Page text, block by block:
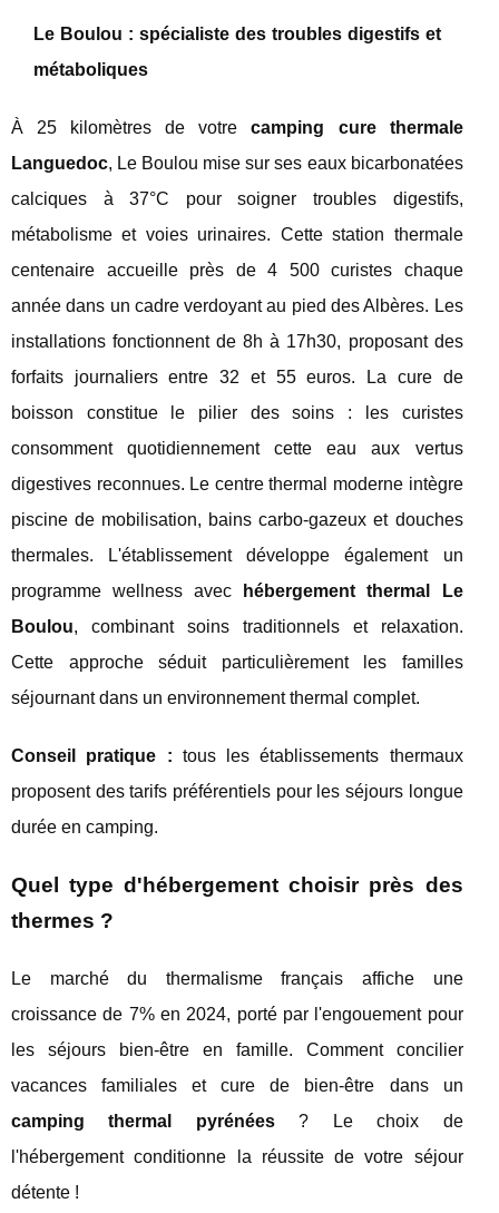
Le Boulou : spécialiste des troubles digestifs et
métaboliques
À 25 kilomètres de votrecamping cure thermale
Languedoc, Le Boulou mise sur ses eaux bicarbonatées
calciques à 37°C pour soigner troubles digestifs,
métabolisme et voies urinaires. Cette station thermale
centenaire accueille près de 4 500 curistes chaque
année dans un cadre verdoyant au pied des Albères. Les
installations fonctionnent de 8h à 17h30, proposant des
forfaits journaliers entre 32 et 55 euros. La cure de
boisson constitue le pilier des soins : les curistes
consomment quotidiennement cette eau aux vertus
digestives reconnues. Le centre thermal moderne intègre
piscine de mobilisation, bains carbo-gazeux et douches
thermales. L'établissement développe également un
programme wellness avec
hébergement thermal Le
Boulou, combinant soins traditionnels et relaxation.
Cette approche séduit particulièrement les familles
séjournant dans un environnement thermal complet.
Conseil pratique : tous les établissements thermaux
proposent des tarifs préférentiels pour les séjours longue
durée en camping.
Quel type d'hébergement choisir près des
thermes ?
Le marché du thermalisme français affiche une
croissance de 7% en 2024, porté par l'engouement pour
les séjours bien-être en famille. Comment concilier
vacances familiales et cure de bien-être dans un
camping thermal pyrénées? Le choix de
l'hébergement conditionne la réussite de votre séjour
détente !